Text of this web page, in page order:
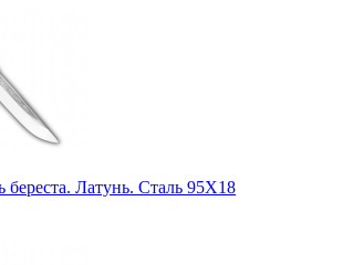
береста. Латунь. Сталь 95Х18